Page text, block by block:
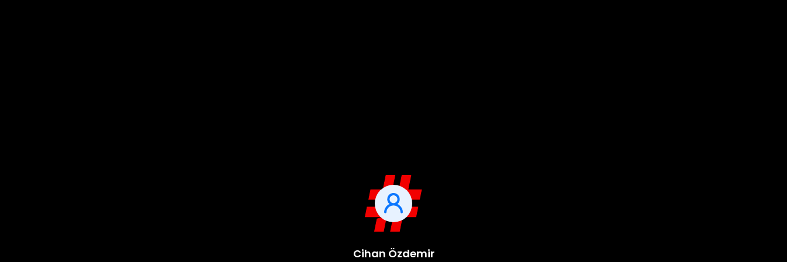
Cihan Özdemir